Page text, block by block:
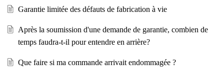
Garantie limitée des défauts de fabrication à vie
Après la soumission d'une demande de garantie, combien de
temps faudra-t-il pour entendre en arrière?
Que faire si ma commande arrivait endommagée ?